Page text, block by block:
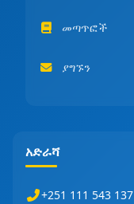
መጣጥፎች
ያግኙን
አድራሻ
+251 111 543 137